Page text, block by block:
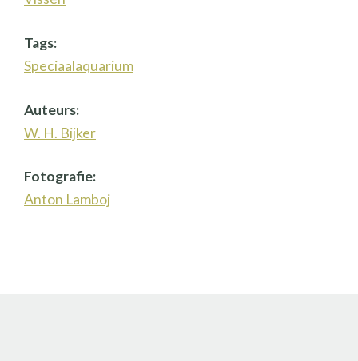
Tags:
Speciaalaquarium
Auteurs:
W. H. Bijker
Fotografie:
Anton Lamboj